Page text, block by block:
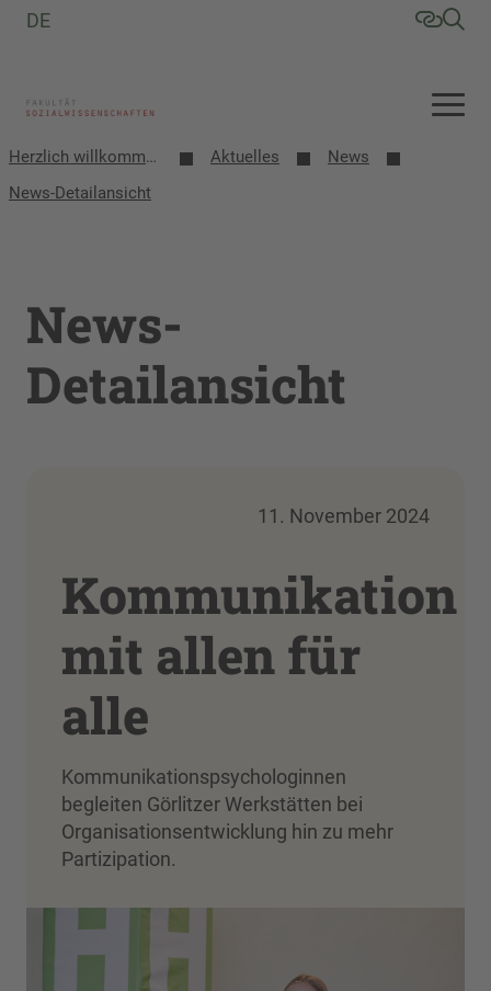
DE
Herzlich willkommen an der Fakultät Sozialwissenschaften Aktuelles
News
News-Detailansicht
News-
Detailansicht
11. November 2024
Kommunikation
mit allen für
alle
Kommunikationspsychologinnen
begleiten Görlitzer Werkstätten bei
Organisationsentwicklung hin zu mehr
Partizipation.